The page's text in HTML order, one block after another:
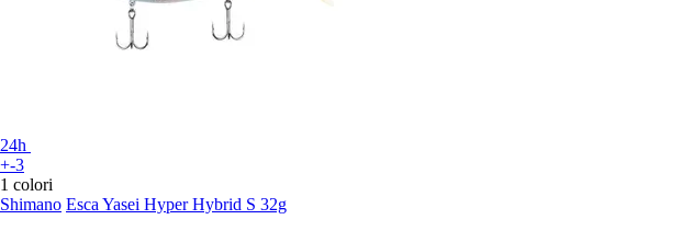
24h
+-3
1 colori
Shimano Esca Yasei Hyper Hybrid S 32g